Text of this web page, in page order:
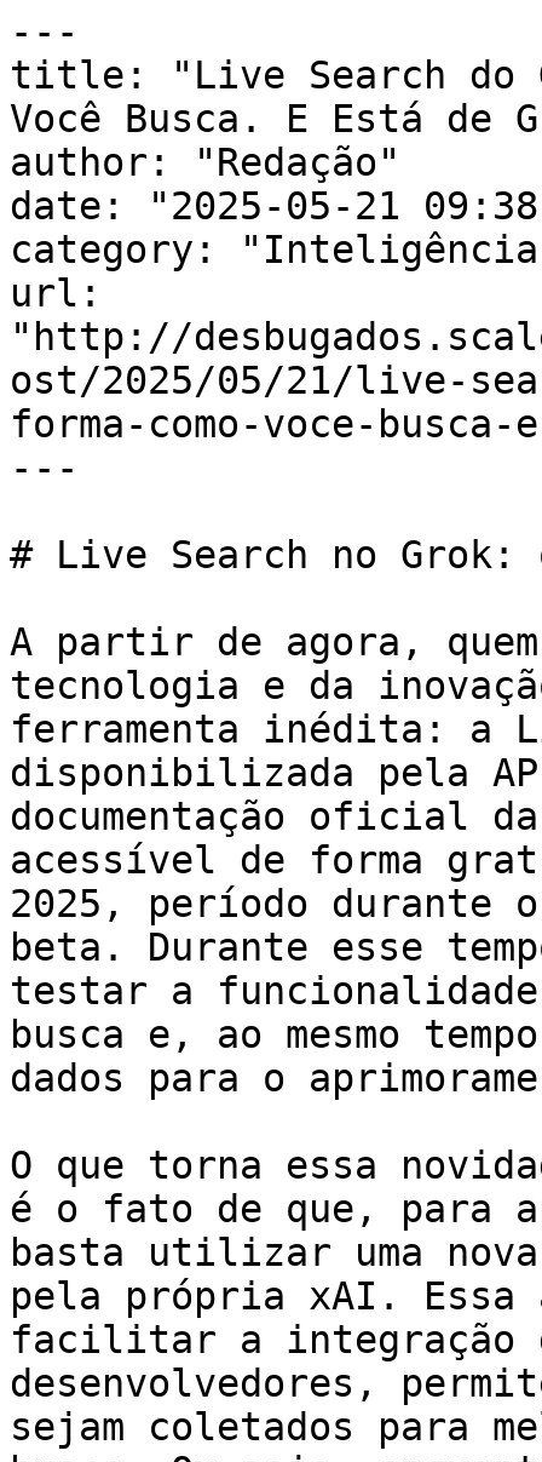
---
title: "Live Search do
Você Busca. E Está de
author: "Redação"
date: "2025-05-21
category:
url:
"http://
ost/2025/05/21/live-
forma-como-voce-
---
# Live Search no
A partir de agora, quem
tecnologia e da
ferramenta inédita: a
disponibilizada pela
documentação oficial
acessível de forma
2025, período durante
beta. Durante esse
testar a
busca e, ao mesmo
dados para o
O que torna essa
é o fato de que, para
basta utilizar uma nova
pela própria xAI. Essa
facilitar a integração
desenvolvedores,
sejam coletados para